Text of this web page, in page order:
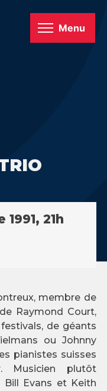
Menu
21h
membre de
Raymond Court,
de géants
ou Johnny
pianistes suisses
plutôt
Bill Evans et Keith